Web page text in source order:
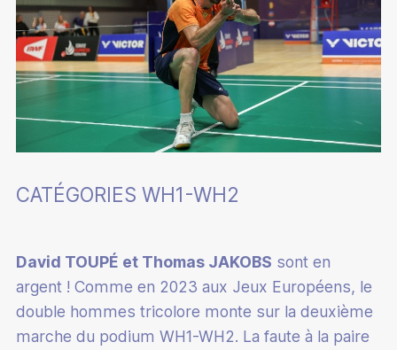
CATÉGORIES WH1-WH2
David TOUPÉ et Thomas JAKOBS sont en
argent ! Comme en 2023 aux Jeux Européens, le
double hommes tricolore monte sur la deuxième
marche du podium WH1-WH2. La faute à la paire